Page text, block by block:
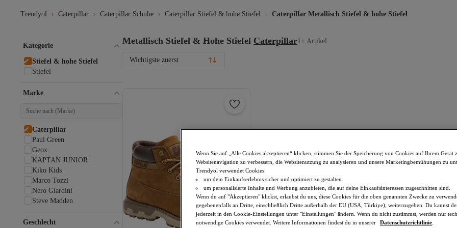
Trendyol Caterpillar Caterpillar Schuhe Caterpillar Stiefel & hohe Stiefel Caterpillar Metallisch Stiefel & hohe Stiefel
Metallisch Stiefel & Hohe Stiefel Caterpillar1+ Artikel
Wichtigste zuerst
Kategorie
Stiefel & hohe Stiefel
Stiefel
Marke
Caterpillar
Paul Green
Geox
KAPTAN JUNIOR
Kiko Kids
Marco Tozzi
Nero Giardini
Steve Madden
Geschlecht
Wenn Sie auf „Alle Cookies akzeptieren“ klicken, stimmen Sie der Speicherung von Cookies auf Ihrem Gerät
Websitenavigation zu verbessern, die Websitenutzung zu analysieren und unsere Marketingbemühungen zu
Trendyol verwendet Cookies:
um dein Einkaufserlebnis sicher und optimiert zu gestalten.
um personalisierte Inhalte und Werbung anzubieten, die auf deine Einkaufsinteressen zugeschnitten sind.
Wenn du auf "Akzeptieren" klickst, erlaubst du uns, diese Cookies für die oben genannten Zwecke zu
gegebenenfalls an Dritte, einschließlich Dritte außerhalb der EU (USA, Türkiye), weiterzugeben. Du kannst
jederzeit in den Cookie-Einstellungen unter "Einstellungen" ändern. Wenn du nicht zustimmst, werden nur
notwendige Cookies verwendet. Weitere Informationen findest du in unserer
Datenschutzrichtlinie